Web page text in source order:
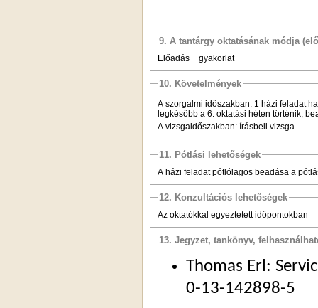
9. A tantárgy oktatásának módja
Előadás + gyakorlat
10. Követelmények
A szorgalmi időszakban: 1 házi feladat
legkésőbb a 6. oktatási héten történik,
A vizsgaidőszakban: írásbeli vizsga
11. Pótlási lehetőségek
A házi feladat pótlólagos beadása a
12. Konzultációs lehetőségek
Az oktatókkal egyeztetett időpontokban
13. Jegyzet, tankönyv,
Thomas Erl:
0-13-142898-5